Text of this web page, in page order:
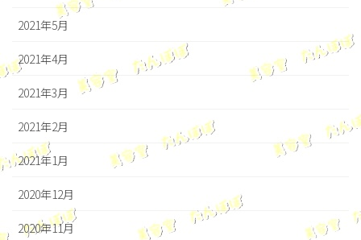
2021年5月
2021年4月
2021年3月
2021年2月
2021年1月
2020年12月
2020年11月